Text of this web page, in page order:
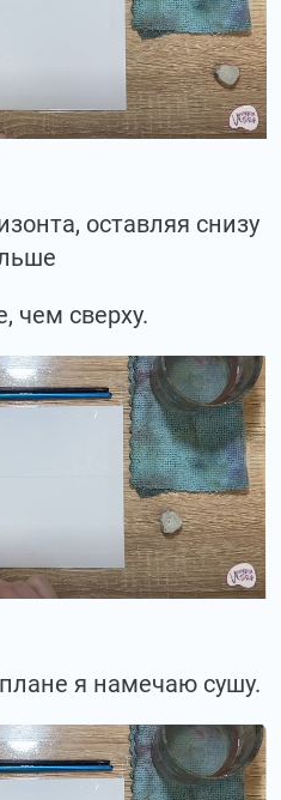
оставляя снизу
чем сверху.
я намечаю сушу.